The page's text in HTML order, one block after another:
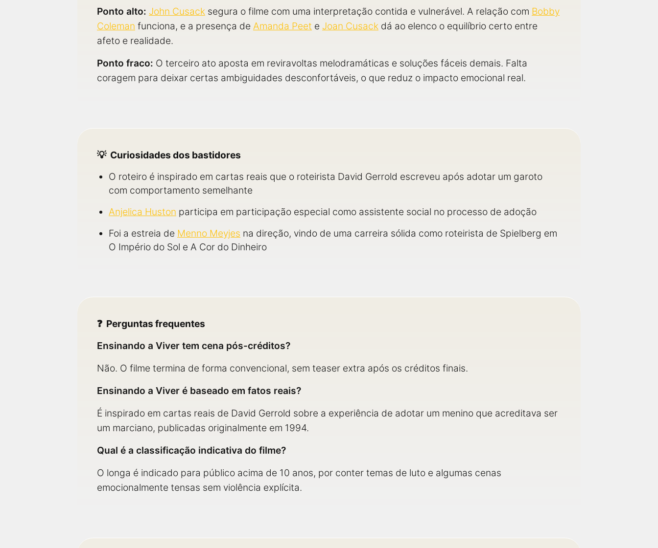
Ponto alto: John Cusack segura o filme com uma interpretação contida e vulnerável. A relação com Bobby
Coleman funciona, e a presença de Amanda Peet e Joan Cusack dá ao elenco o equilíbrio certo entre
afeto e realidade.
Ponto fraco: O terceiro ato aposta em reviravoltas melodramáticas e soluções fáceis demais. Falta
coragem para deixar certas ambiguidades desconfortáveis, o que reduz o impacto emocional real.
Curiosidades dos bastidores
O roteiro é inspirado em cartas reais que o roteirista David Gerrold escreveu após adotar um garoto
com comportamento semelhante
Anjelica Huston participa em participação especial como assistente social no processo de adoção
Foi a estreia de Menno Meyjes na direção, vindo de uma carreira sólida como roteirista de Spielberg em
O Império do Sol e A Cor do Dinheiro
Perguntas frequentes
Ensinando a Viver tem cena pós-créditos?
Não. O filme termina de forma convencional, sem teaser extra após os créditos finais.
Ensinando a Viver é baseado em fatos reais?
É inspirado em cartas reais de David Gerrold sobre a experiência de adotar um menino que acreditava ser
um marciano, publicadas originalmente em 1994.
Qual é a classificação indicativa do filme?
O longa é indicado para público acima de 10 anos, por conter temas de luto e algumas cenas
emocionalmente tensas sem violência explícita.